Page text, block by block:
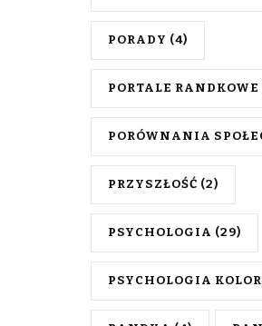
PORADY (4)
PORTALE RANDKOWE
PORÓWNANIA
PRZYSZŁOŚĆ (2)
PSYCHOLOGIA (29)
PSYCHOLOGIA